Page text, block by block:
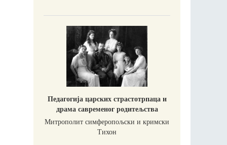
Педагогија царских страстотрпаца и
драма савременог родитељства
Митрополит симферопољски и кримски
Тихон